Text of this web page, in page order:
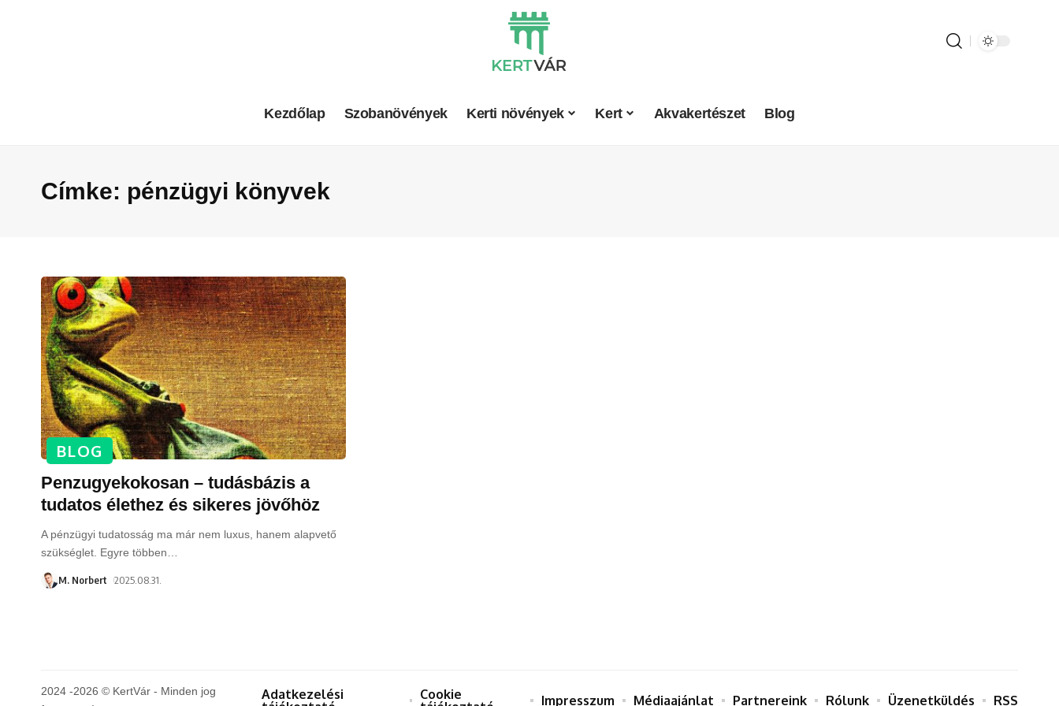
Kezdőlap Szobanövények Kerti növények Kert Akvakertészet Blog
Címke: pénzügyi könyvek
BLOG
Penzugyekokosan – tudásbázis a
tudatos élethez és sikeres jövőhöz
A pénzügyi tudatosság ma már nem luxus, hanem alapvető
szükséglet. Egyre többen
M. Norbert 2025.08.31.
2024 -2026 © KertVár - Minden jog
Adatkezelési
Cookie
Impresszum Médiaajánlat Partnereink Rólunk Üzenetküldés RSS